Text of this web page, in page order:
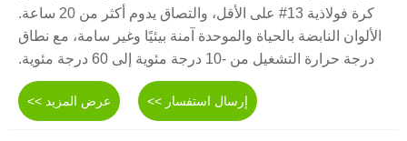
كرة فولاذية 13# على الأقل، والتصاق يدوم أكثر من 20 ساعة.
الألوان النابضة بالحياة والموحدة آمنة بيئيًا وغير سامة، مع نطاق
درجة حرارة التشغيل من -10 درجة مئوية إلى 60 درجة مئوية.
عرض المزيد >> إرسال استفسار >>